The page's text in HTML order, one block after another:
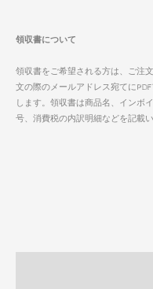
領収書について
領収書をご希望される方は、ご注
文の際のメールアドレス宛てに
します。領収書は商品名、インボ
号、消費税の内訳明細などを記載い